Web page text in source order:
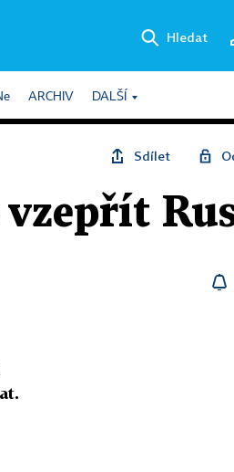
Hledat
ARCHIV DALŠÍ
Sdílet
vzepřít